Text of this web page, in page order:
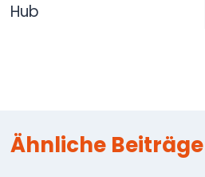
Hub
Ähnliche Beiträge